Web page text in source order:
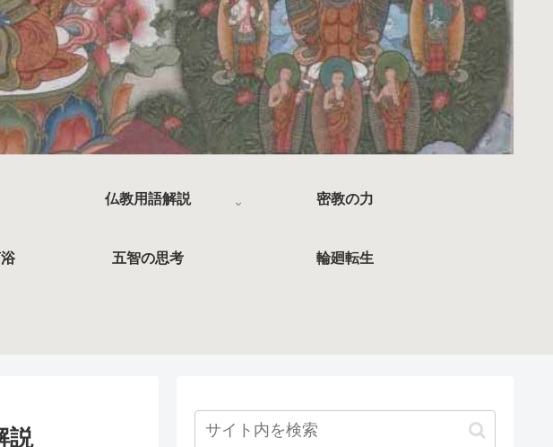
仏教用語解説 密教の力
五智の思考 輪廻転生
説